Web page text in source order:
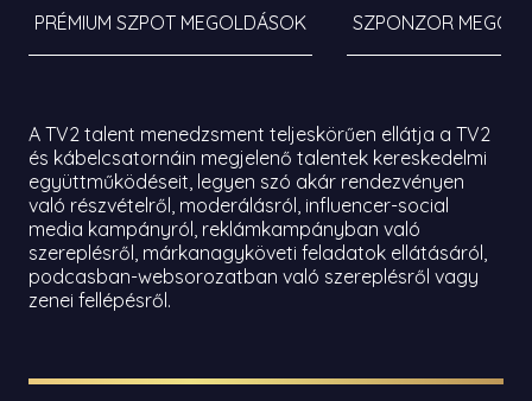
PRÉMIUM SZPOT MEGOLDÁSOK SZPONZOR
A TV2 talent menedzsment teljeskörűen ellátja a TV2
és kábelcsatornáin megjelenő talentek kereskedelmi
együttműködéseit, legyen szó akár rendezvényen
való részvételről, moderálásról, influencer-social
media kampányról, reklámkampányban való
szereplésről, márkanagyköveti feladatok ellátásáról,
podcasban-websorozatban való szereplésről vagy
zenei fellépésről.